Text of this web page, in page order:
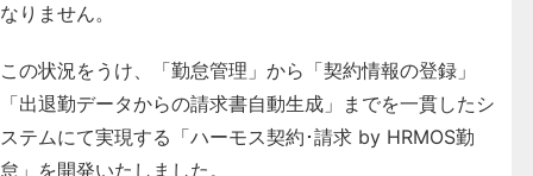
なりません。
この状況をうけ、
「勤怠管理」から「契約情報の登録」
「出退勤データからの請求書自動生成」までを一貫したシ
ステムにて実現する「ハーモス契約･請求 by HRMOS勤
怠」を開発いたしました。